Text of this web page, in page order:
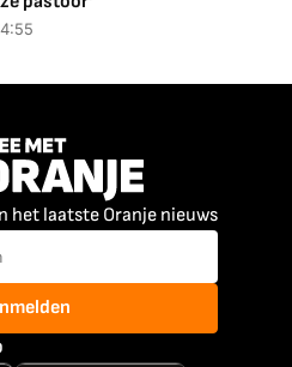
het laatste Oranje nieuws